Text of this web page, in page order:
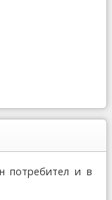
потребител и в